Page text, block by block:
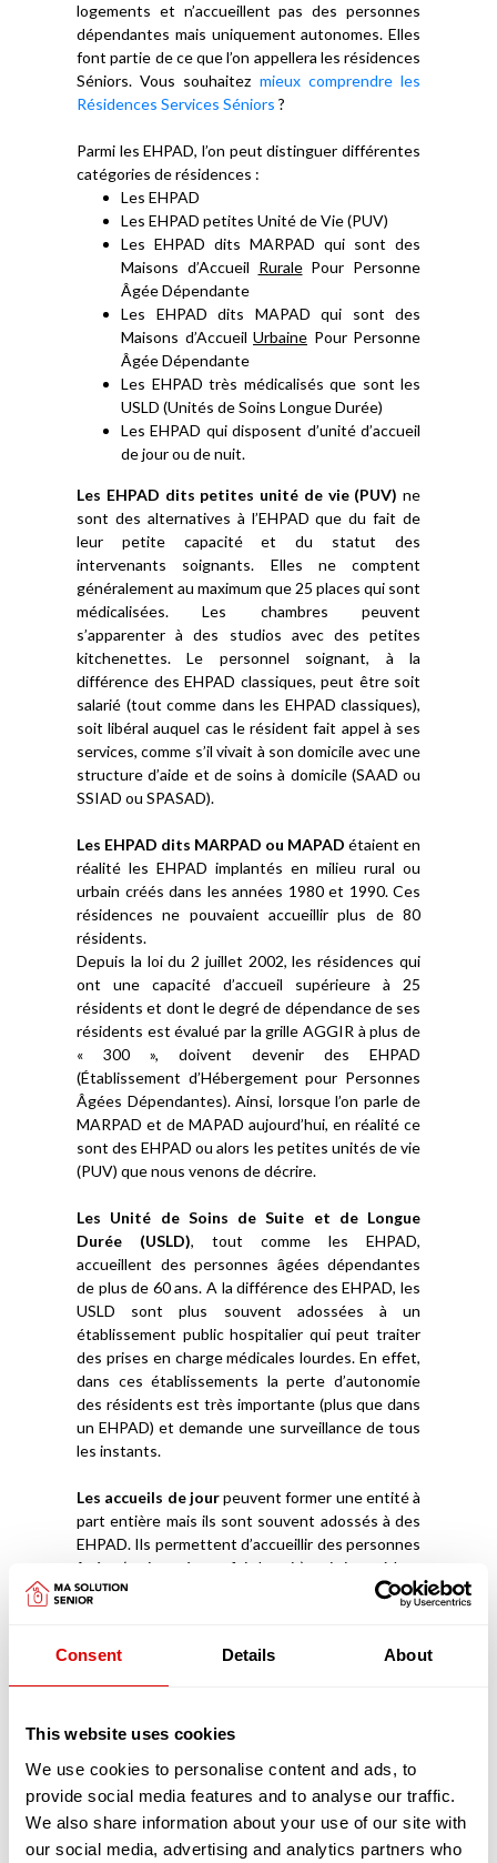
Consent Details About
This website uses cookies
We use cookies to personalise content and ads, to
provide social media features and to analyse our traffic.
We also share information about your use of our site with
our social media, advertising and analytics partners who
logements et n’accueillent pas des personnes
dépendantes mais uniquement autonomes. Elles
font partie de ce que l’on appellera les résidences
Séniors. Vous souhaitez mieux comprendre les
Résidences Services Séniors ?
Parmi les EHPAD, l’on peut distinguer différentes
catégories de résidences :
Les EHPAD
Les EHPAD petites Unité de Vie (PUV)
Les EHPAD dits MARPAD qui sont des
Maisons d’Accueil RuralePour Personne
Âgée Dépendante
Les EHPAD dits MAPAD qui sont des
Maisons d’Accueil Urbaine Pour Personne
Âgée Dépendante
Les EHPAD très médicalisés que sont les
USLD (Unités de Soins Longue Durée)
Les EHPAD qui disposent d’unité d’accueil
de jour ou de nuit.
Les EHPAD dits petites unité de vie (PUV) ne
sont des alternatives à l’EHPAD que du fait de
leur petite capacité et du statut des
intervenants soignants. Elles ne comptent
généralement au maximum que 25 places qui sont
médicalisées. Les chambres peuvent
s’apparenter à des studios avec des petites
kitchenettes. Le personnel soignant, à la
différence des EHPAD classiques, peut être soit
salarié (tout comme dans les EHPAD classiques),
soit libéral auquel cas le résident fait appel à ses
services, comme s’il vivait à son domicile avec une
structure d’aide et de soins à domicile (SAAD ou
SSIAD ou SPASAD).
Les EHPAD dits MARPAD ou MAPAD étaient en
réalité les EHPAD implantés en milieu rural ou
urbain créés dans les années 1980 et 1990. Ces
résidences ne pouvaient accueillir plus de 80
résidents.
Depuis la loi du 2 juillet 2002, les résidences qui
ont une capacité d’accueil supérieure à 25
résidents et dont le degré de dépendance de ses
résidents est évalué par la grille AGGIR à plus de
« 300 », doivent devenir des EHPAD
(Établissement d’Hébergement pour Personnes
Âgées Dépendantes). Ainsi, lorsque l’on parle de
MARPAD et de MAPAD aujourd’hui, en réalité ce
sont des EHPAD ou alors les petites unités de vie
(PUV) que nous venons de décrire.
Les Unité de Soins de Suite et de Longue
Durée (USLD), tout comme les EHPAD,
accueillent des personnes âgées dépendantes
de plus de 60 ans. A la différence des EHPAD, les
USLD sont plus souvent adossées à un
établissement public hospitalier qui peut traiter
des prises en charge médicales lourdes. En effet,
dans ces établissements la perte d’autonomie
des résidents est très importante (plus que dans
un EHPAD) et demande une surveillance de tous
les instants.
Les accueils de jourpeuvent former une entité à
part entière mais ils sont souvent adossés à des
EHPAD. Ils permettent d’accueillir des personnes
âgées (en journée, parfois la nuit), qui vivent à leur
domicile avec un Aidant Familial et de les stimuler
afin qu’elles puissent rester davantage chez elles.
l’Aidant la capacité de souffler, de reprendre des
forces et d’être mieux armé et accompagné pour
Les pathologies liées au vieillissement prises
en charge dans les EHPAD
Les pathologies liées au vieillissement sont